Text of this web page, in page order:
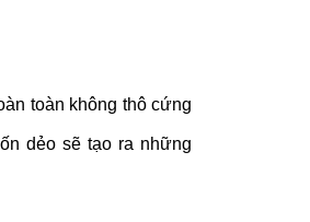
toàn không thô cứng
dẻo sẽ tạo ra những